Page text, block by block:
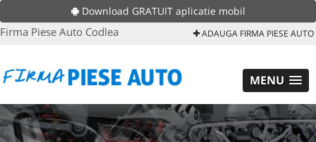
Download GRATUIT aplicatie mobil
Firma Piese Auto Codlea ADAUGA FIRMA PIESE AUTO
MENU